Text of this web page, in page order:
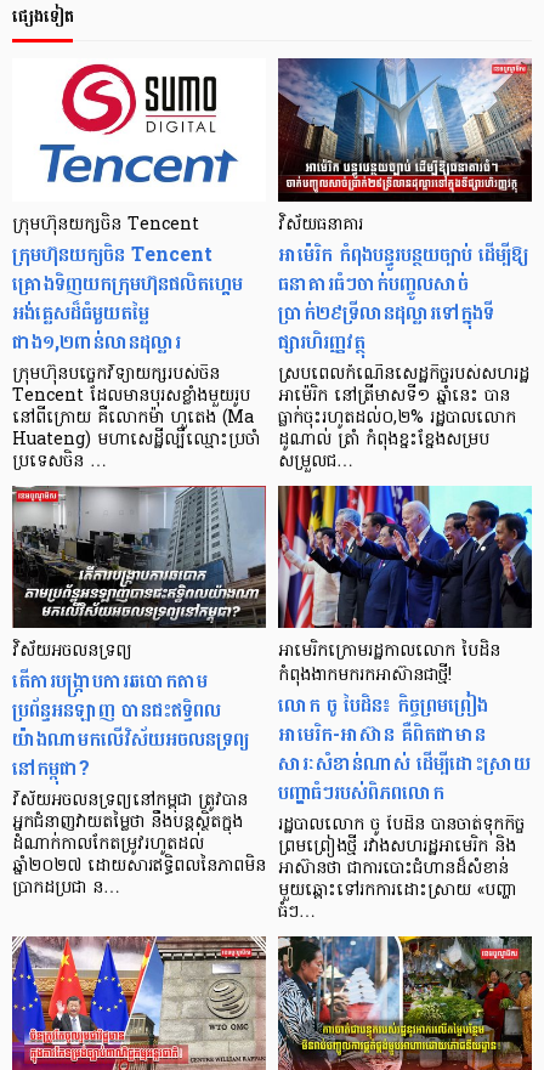
ផ្សេងទៀត
ក្រុមហ៊ុនយក្សចិន Tencent
ក្រុមហ៊ុនយក្សចិន Tencent
គ្រោងទិញយកក្រុមហ៊ុនផលិតហ្គេម
អង់គ្លេសដ៏ធំមួយតម្លៃ
ជាង១,២ពាន់លានដុល្លារ
ក្រុមហ៊ុនបច្ចេកវិទ្យាយក្សរបស់ចិន
Tencent ដែលមានបុរសខ្លាំងមួយរូប
នៅពីក្រោយ គឺលោកម៉ា ហួតេង (Ma
Huateng) មហាសេដ្ឋីល្បីឈ្មោះប្រចាំ
ប្រទេសចិន …
វិស័យធនាគារ
អាម៉េរិក កំពុងបន្ធូរបន្ថយច្បាប់ ដើម្បីឱ្យ
ធនាគារធំៗចាក់បញ្ចូលសាច់
ប្រាក់២៩ទ្រីលានដុល្លារទៅក្នុងទី
ផ្សារហិរញ្ញវត្ថុ
ស្របពេលកំណើនសេដ្ឋកិច្ចរបស់សហរដ្ឋ
អាម៉េរិក នៅត្រីមាសទី១ ឆ្នាំនេះ បាន
ធ្លាក់ចុះរហូតដល់០,២% រដ្ឋបាលលោក
ដូណាល់ ត្រាំ កំពុងខ្នះខ្នែងសម្រប
សម្រួលជ…
វិស័យអចលនទ្រព្យ
តើការបង្ក្រាបការឆបោកតាម
ប្រព័ន្ធអនឡាញ បានជះឥទ្ធិពល
យ៉ាងណាមកលើវិស័យអចលនទ្រព្យ
នៅកម្ពុជា?
វិស័យអចលនទ្រព្យនៅកម្ពុជា ត្រូវបាន
អ្នកជំនាញវាយតម្លៃថា នឹងបន្តស្ថិតក្នុង
ដំណាក់កាលកែតម្រូវរហូតដល់
ឆ្នាំ២០២៧ ដោយសារឥទ្ធិពលនៃភាពមិន
ប្រាកដប្រជា ន…
អាមេរិកក្រោមរដ្ឋកាលលោក បៃដិន
កំពុងងាកមករកអាស៊ានជាថ្មី!
លោក ចូ បៃដិន៖ កិច្ចព្រមព្រៀង
អាមេរិក-អាស៊ាន គឺពិតជាមាន
សារៈសំខាន់ណាស់ ដើម្បីដោះស្រាយ
បញ្ហាធំៗរបស់ពិភពលោក
រដ្ឋបាលលោក ចូ បៃដិន បានចាត់ទុកកិច្ច
ព្រមព្រៀងថ្មី រវាងសហរដ្ឋអាមេរិក និង
អាស៊ានថា ជាការបោះជំហានដ៏សំខាន់
មួយឆ្ពោះទៅរកការដោះស្រាយ «បញ្ហា
ធំៗ…